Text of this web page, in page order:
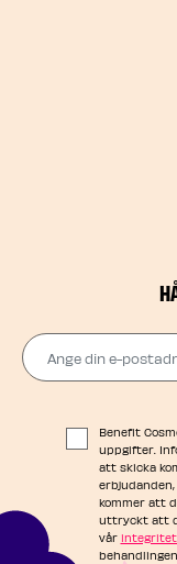
Ange din e-
Benefit
uppgifter.
att skicka
kommer att
uttryckt att
vår